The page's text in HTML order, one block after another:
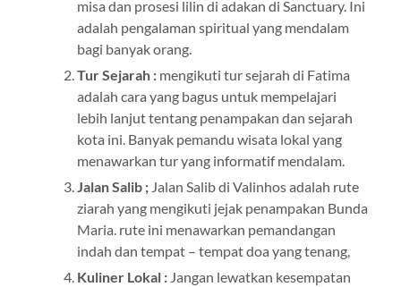
misa dan prosesi lilin di adakan di Sanctuary. Ini
adalah pengalaman spiritual yang mendalam
bagi banyak orang.
Tur Sejarah :mengikuti tur sejarah di Fatima
adalah cara yang bagus untuk mempelajari
lebih lanjut tentang penampakan dan sejarah
kota ini. Banyak pemandu wisata lokal yang
menawarkan tur yang informatif mendalam.
Jalan Salib ;Jalan Salib di Valinhos adalah rute
ziarah yang mengikuti jejak penampakan Bunda
Maria. rute ini menawarkan pemandangan
indah dan tempat – tempat doa yang tenang,
Kuliner Lokal :Jangan lewatkan kesempatan